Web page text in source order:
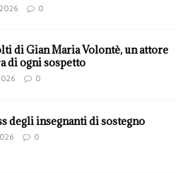
0
di Gian Maria Volontè, un attore
di ogni sospetto
0
degli insegnanti di sostegno
0